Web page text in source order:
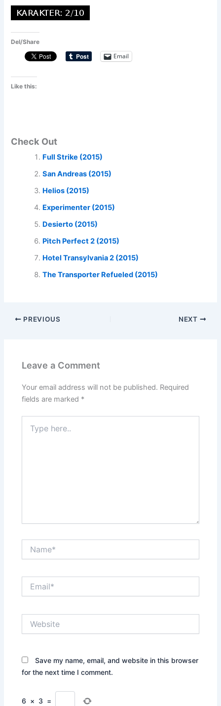
Del/Share
Email
Like this:
Check Out
Full Strike (2015)
San Andreas (2015)
Helios (2015)
Experimenter (2015)
Desierto (2015)
Pitch Perfect 2 (2015)
Hotel Transylvania 2 (2015)
The Transporter Refueled (2015)
PREVIOUS NEXT
Leave a Comment
Your email address will not be published. Required
fields are marked *
here..
Save my name, email, and website in this browser
for the next time I comment.
6 × 3 =